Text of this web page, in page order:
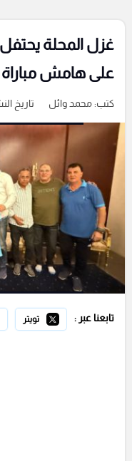
غزل المحلة
على هامش مباراة
كتب:محمد وائل تاريخ النشر: 10/
تابعنا عبر : تويتر